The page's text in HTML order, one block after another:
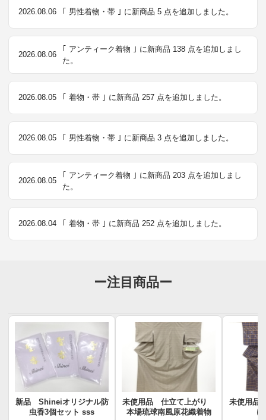
2026.08.06 ｢ 男性着物・帯 ｣ に新商品 5 点を追加しました。
2026.08.06
｢ アンティーク着物 ｣ に新商品 138 点を追加しまし
た。
2026.08.05 ｢ 着物・帯 ｣ に新商品 257 点を追加しました。
2026.08.05 ｢ 男性着物・帯 ｣ に新商品 3 点を追加しました。
2026.08.05
｢ アンティーク着物 ｣ に新商品 203 点を追加しまし
た。
2026.08.04 ｢ 着物・帯 ｣ に新商品 252 点を追加しました。
ー注目商品ー
新品 Shineiオリジナル防
虫香3個セット sss
未使用品 仕立て上がり
本場琉球南風原花織着物
未使用品